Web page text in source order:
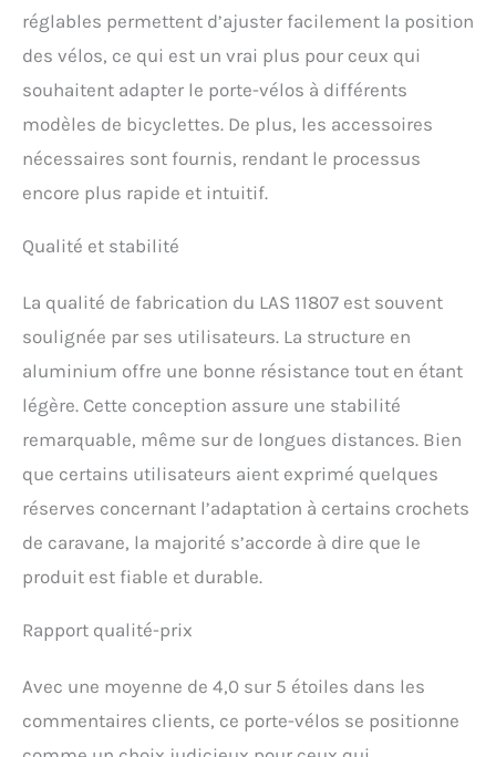
réglables permettent d’ajuster facilement la position
des vélos, ce qui est un vrai plus pour ceux qui
souhaitent adapter le porte-vélos à différents
modèles de bicyclettes. De plus, les accessoires
nécessaires sont fournis, rendant le processus
encore plus rapide et intuitif.
Qualité et stabilité
La qualité de fabrication du LAS 11807 est souvent
soulignée par ses utilisateurs. La structure en
aluminium offre une bonne résistance tout en étant
légère. Cette conception assure une stabilité
remarquable, même sur de longues distances. Bien
que certains utilisateurs aient exprimé quelques
réserves concernant l’adaptation à certains crochets
de caravane, la majorité s’accorde à dire que le
produit est fiable et durable.
Rapport qualité-prix
Avec une moyenne de 4,0 sur 5 étoiles dans les
commentaires clients, ce porte-vélos se positionne